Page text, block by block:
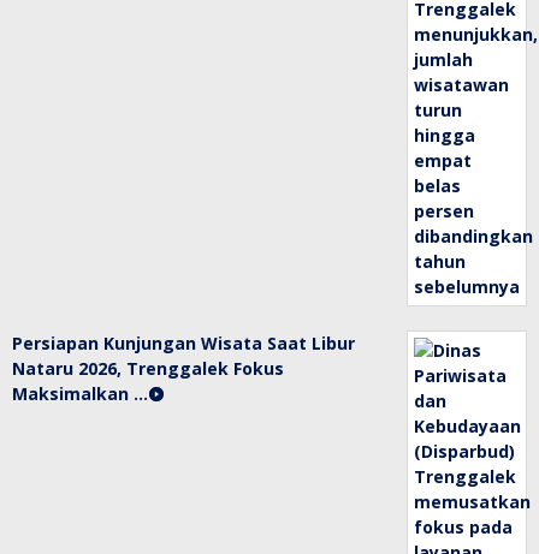
Persiapan Kunjungan Wisata Saat Libur
Nataru 2026, Trenggalek Fokus
Maksimalkan …